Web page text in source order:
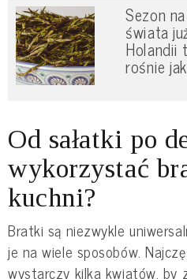
Sezon
świata
Holandii
rośnie
Od sałatki po
wykorzystać
kuchni?
Bratki są niezwykle
je na wiele sposobów.
wystarczy kilka kwiatów, by